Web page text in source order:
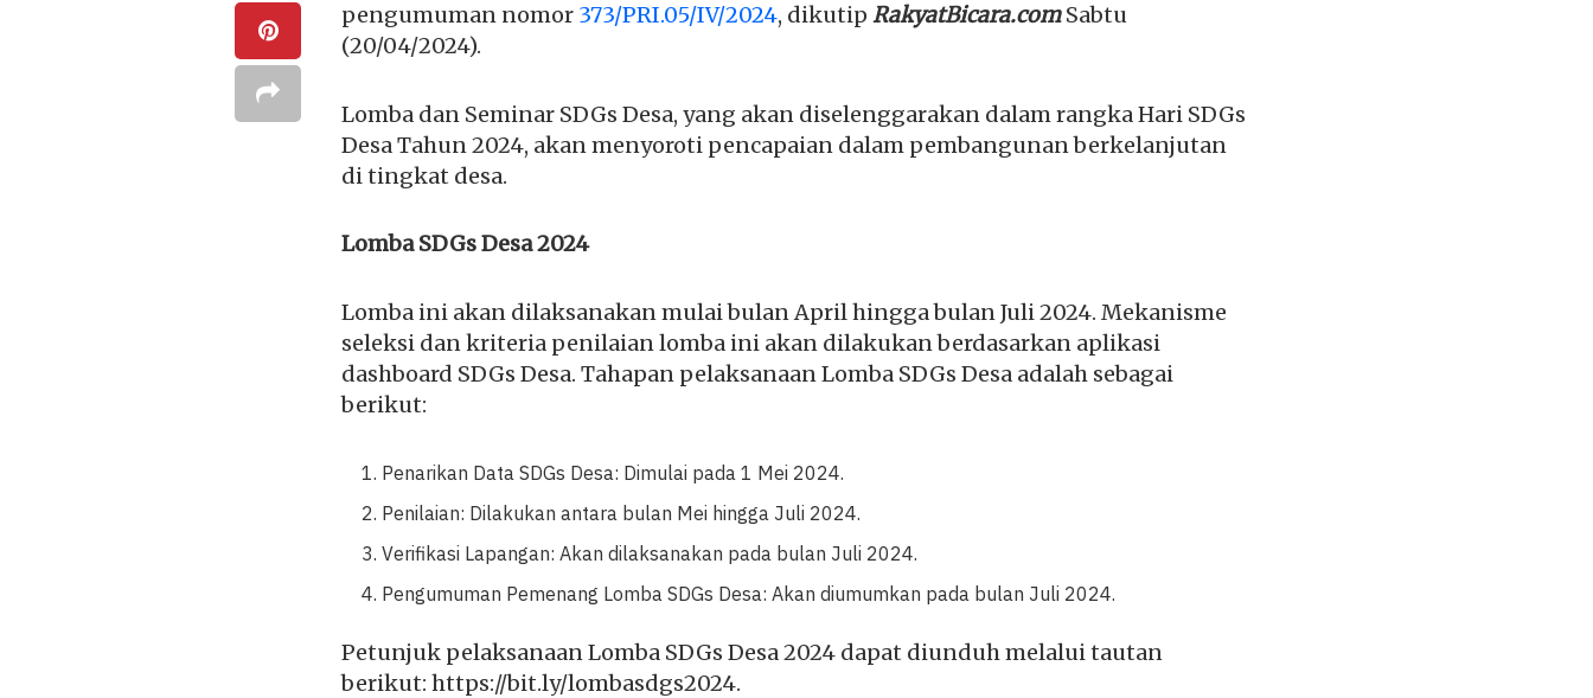
pengumuman nomor 373/PRI.05/IV/2024, dikutip RakyatBicara.comSabtu
(20/04/2024).
Lomba dan Seminar SDGs Desa, yang akan diselenggarakan dalam rangka Hari SDGs
Desa Tahun 2024, akan menyoroti pencapaian dalam pembangunan berkelanjutan
di tingkat desa.
Lomba SDGs Desa 2024
Lomba ini akan dilaksanakan mulai bulan April hingga bulan Juli 2024. Mekanisme
seleksi dan kriteria penilaian lomba ini akan dilakukan berdasarkan aplikasi
dashboard SDGs Desa. Tahapan pelaksanaan Lomba SDGs Desa adalah sebagai
berikut:
Penarikan Data SDGs Desa: Dimulai pada 1 Mei 2024.
Penilaian: Dilakukan antara bulan Mei hingga Juli 2024.
Verifikasi Lapangan: Akan dilaksanakan pada bulan Juli 2024.
Pengumuman Pemenang Lomba SDGs Desa: Akan diumumkan pada bulan Juli 2024.
Petunjuk pelaksanaan Lomba SDGs Desa 2024 dapat diunduh melalui tautan
berikut: https://bit.ly/lombasdgs2024.